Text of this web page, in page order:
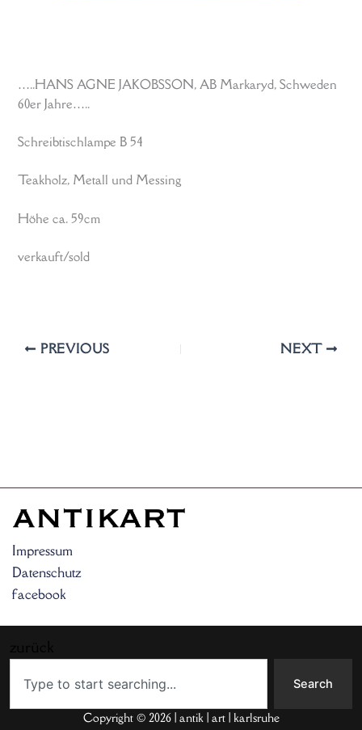
…..HANS AGNE JAKOBSSON, AB Markaryd, Schweden
60er Jahre…..
Schreibtischlampe B 54
Teakholz, Metall und Messing
Höhe ca. 59cm
verkauft/sold
PREVIOUS NEXT
Impressum
Datenschutz
facebook
Search
Copyright © 2026 | antik | art | karlsruhe